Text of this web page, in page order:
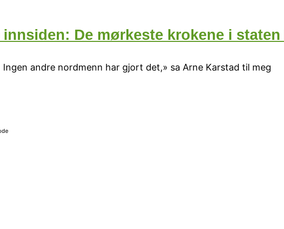
De mørkeste krokene i staten
andre nordmenn har gjort det,» sa Arne Karstad til meg